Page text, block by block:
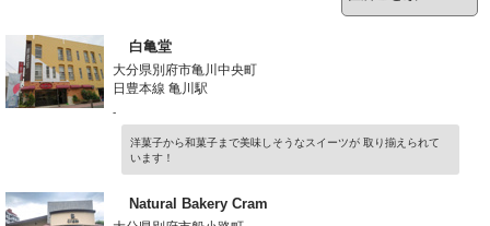
白亀堂
大分県別府市亀川中央町
日豊本線 亀川駅
-
洋菓子から和菓子まで美味しそうなスイーツが 取り揃えられて
います！
Natural Bakery Cram